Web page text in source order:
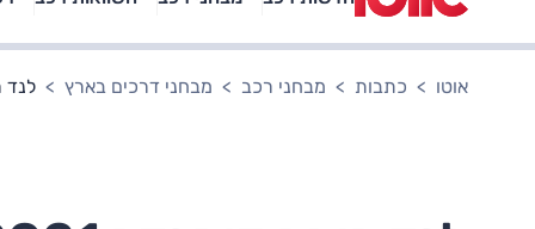
אוטו כתבות מבחני רכב מבחני דרכים בארץ לנד רובר